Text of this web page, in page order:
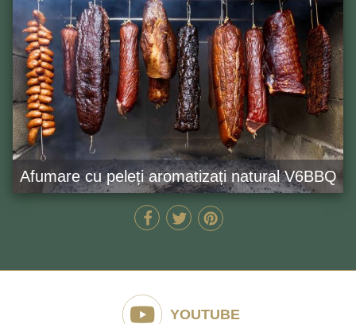
Afumare cu peleți aromatizați natural V6BBQ
MIN GĂTEȘTE ACUM
YOUTUBE